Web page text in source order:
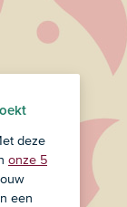
deze
onze 5
een